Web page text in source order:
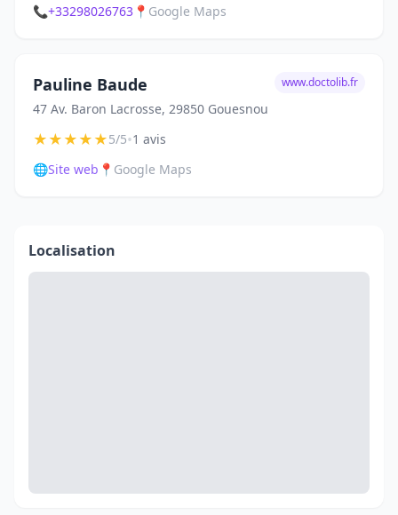
📞+33298026763 📍 Google Maps
Pauline Baude
47 Av. Baron Lacrosse, 29850 Gouesnou
www.doctolib.fr
★★★★★5/5•1 avis
🌐Site web 📍 Google Maps
Localisation